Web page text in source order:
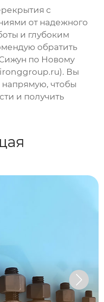
с
от надежного
и глубоким
обратить
по Новому
Вы
напрямую, чтобы
и получить